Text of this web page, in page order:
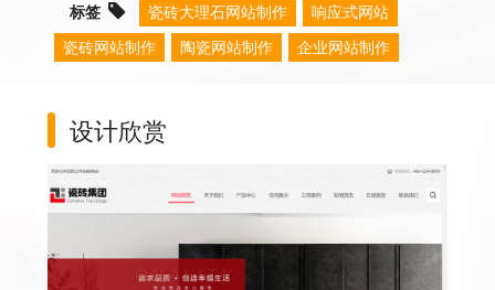
标签 瓷砖大理石网站制作
响应式网站
瓷砖网站制作
陶瓷网站制作 企业网站制作
设计欣赏